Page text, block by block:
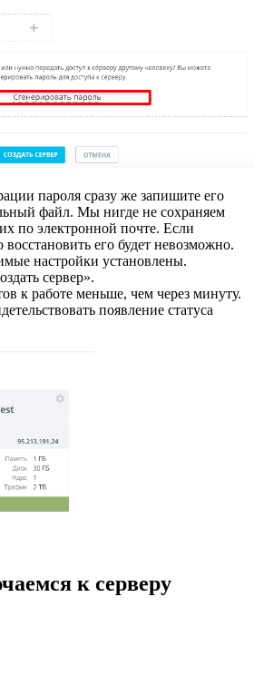
пароля сразу же запишите его
файл. Мы нигде не сохраняем
по электронной почте. Если
восстановить его будет невозможно.
настройки установлены.
сервер».
к работе меньше, чем через минуту.
появление статуса
к серверу